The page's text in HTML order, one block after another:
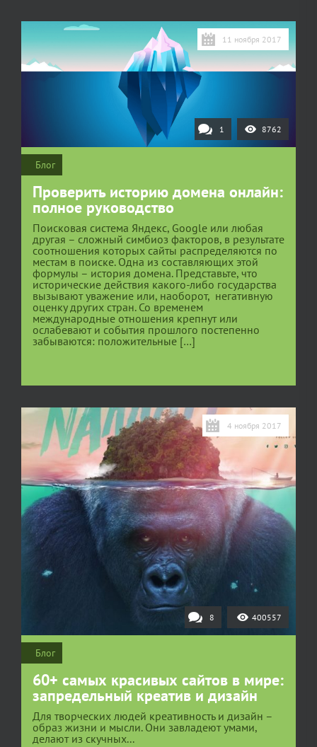
11 ноября 2017
1 8762
Блог
Проверить историю домена онлайн:
полное руководство
Поисковая система Яндекс, Google или любая
другая – сложный симбиоз факторов, в результате
соотношения которых сайты распределяются по
местам в поиске. Одна из составляющих этой
формулы – история домена. Представьте, что
исторические действия какого-либо государства
вызывают уважение или, наоборот, негативную
оценку других стран. Со временем
международные отношения крепнут или
ослабевают и события прошлого постепенно
забываются: положительные […]
4 ноября 2017
8 400557
Блог
60+ самых красивых сайтов в мире:
запредельный креатив и дизайн
Для творческих людей креативность и дизайн –
образ жизни и мысли. Они завладеют умами,
делают из скучных...